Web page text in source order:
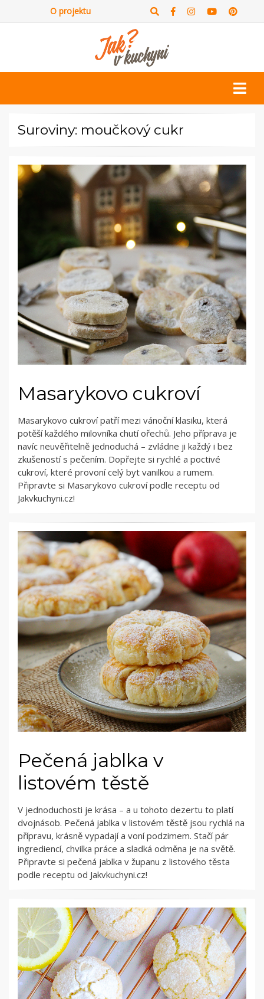
O projektu
Suroviny: moučkový cukr
Masarykovo cukroví
Masarykovo cukroví patří mezi vánoční klasiku, která
potěší každého milovníka chutí ořechů. Jeho příprava je
navíc neuvěřitelně jednoduchá – zvládne ji každý i bez
zkušeností s pečením. Dopřejte si rychlé a poctivé
cukroví, které provoní celý byt vanilkou a rumem.
Připravte si Masarykovo cukroví podle receptu od
Jakvkuchyni.cz!
Pečená jablka v
listovém těstě
V jednoduchosti je krása – a u tohoto dezertu to platí
dvojnásob. Pečená jablka v listovém těstě jsou rychlá na
přípravu, krásně vypadají a voní podzimem. Stačí pár
ingrediencí, chvilka práce a sladká odměna je na světě.
Připravte si pečená jablka v županu z listového těsta
podle receptu od Jakvkuchyni.cz!